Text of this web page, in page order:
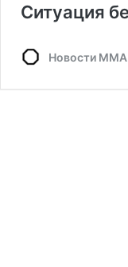
Ситуация
Новости ММА